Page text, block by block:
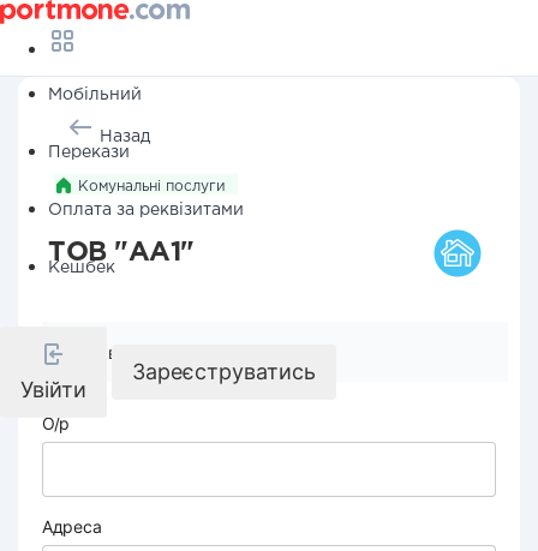
Мобільний
Перекази
Оплата за реквізитами
Кешбек
Увійти
Зареєструватись
Назад
Комунальні послуги
ТОВ "АА1"
Реквізити компанії
О/р
Адреса